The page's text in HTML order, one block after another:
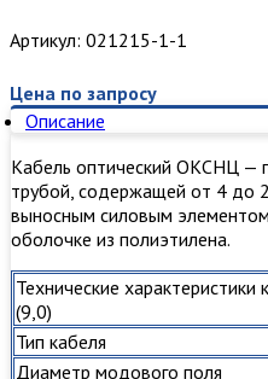
Артикул: 021215-1-1
Цена по запросу
Описание
Кабель оптический ОКСНЦ —
трубой, содержащей от 4 до
выносным силовым
оболочке из полиэтилена.
Технические
(9,0)
Тип кабеля
Диаметр модового поля